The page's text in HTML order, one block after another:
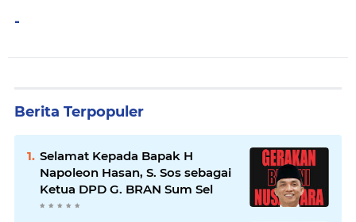
-
Berita Terpopuler
Selamat Kepada Bapak H
Napoleon Hasan, S. Sos sebagai
Ketua DPD G. BRAN Sum Sel